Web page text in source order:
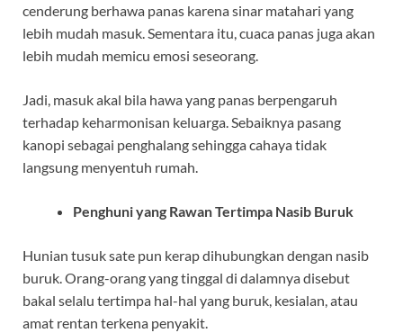
cenderung berhawa panas karena sinar matahari yang
lebih mudah masuk. Sementara itu, cuaca panas juga akan
lebih mudah memicu emosi seseorang.
Jadi, masuk akal bila hawa yang panas berpengaruh
terhadap keharmonisan keluarga. Sebaiknya pasang
kanopi sebagai penghalang sehingga cahaya tidak
langsung menyentuh rumah.
Penghuni yang Rawan Tertimpa Nasib Buruk
Hunian tusuk sate pun kerap dihubungkan dengan nasib
buruk. Orang-orang yang tinggal di dalamnya disebut
bakal selalu tertimpa hal-hal yang buruk, kesialan, atau
amat rentan terkena penyakit.